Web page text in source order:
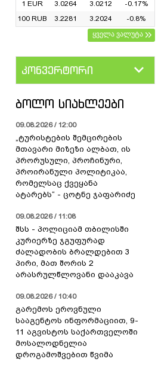
1 EUR
3.0264 3.0212
-0.17%
100 RUB
3.2281 3.2024
-0.8%
ყველა ვალუტა
კონვერტორი
ᲑᲝᲚᲝ ᲡᲘᲐᲮᲚᲔᲔᲑᲘ
09.08.2026 / 12:00
„ტურისტების შემცირების
მთავარი მიზეზი ალბათ, ის
პრორუსული, პროჩინური,
პროირანული პოლიტიკაა,
რომელსაც ქვეყანა
ატარებს“ - ცოტნე ჯაფარიძე
09.08.2026 / 11:08
შსს - პოლიციამ თბილისში
კურიერზე ჯგუფურად
ძალადობის ბრალდებით 3
პირი, მათ შორის 2
არასრულწლოვანი დააკავა
09.08.2026 / 10:40
გარემოს ეროვნული
სააგენტოს ინფორმაციით, 9-
11 აგვისტოს საქართველოში
მოსალოდნელია
დროგამოშვებით წვიმა